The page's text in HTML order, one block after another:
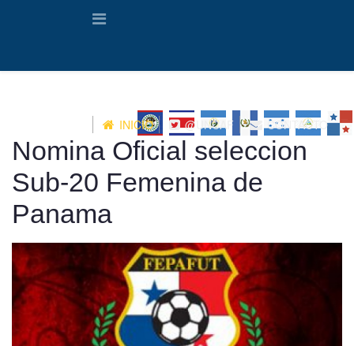
INICIO @UNCAF CONTACTO
Nomina Oficial seleccion
Sub-20 Femenina de
Panama